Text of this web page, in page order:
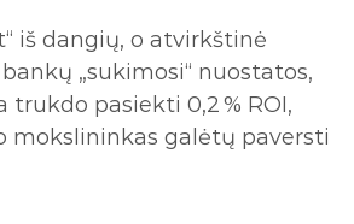
iš dangių, o atvirkštinė
„sukimosi“ nuostatos,
trukdo pasiekti 0,2 % ROI,
mokslininkas galėtų paversti